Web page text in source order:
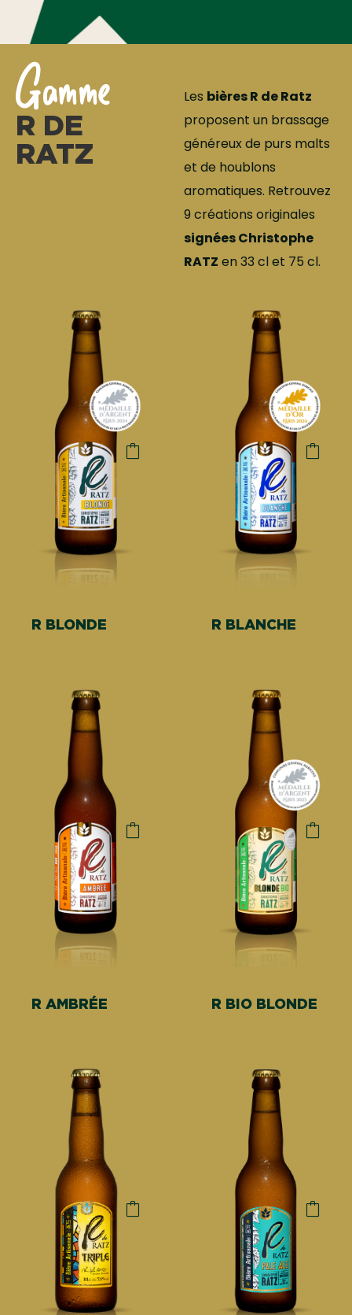
Gamme
R DE
RATZ
Les bières R de Ratz
proposent un brassage
généreux de purs malts
et de houblons
aromatiques. Retrouvez
9 créations originales
signées Christophe
RATZ en 33 cl et 75 cl.
R BLONDE R BLANCHE
R AMBRÉE R BIO BLONDE